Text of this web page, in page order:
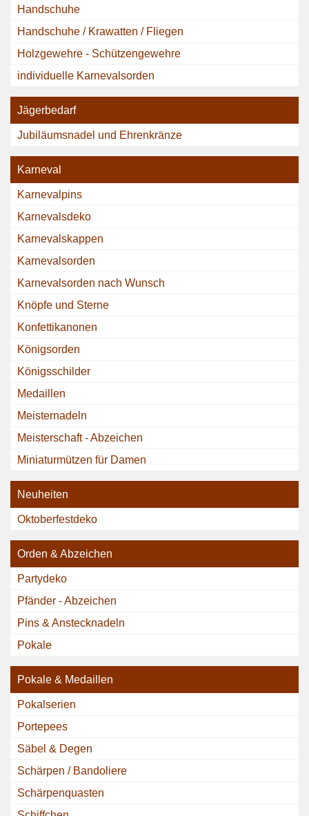
Handschuhe
Handschuhe / Krawatten / Fliegen
Holzgewehre - Schützengewehre
individuelle Karnevalsorden
Jägerbedarf
Jubiläumsnadel und Ehrenkränze
Karneval
Karnevalpins
Karnevalsdeko
Karnevalskappen
Karnevalsorden
Karnevalsorden nach Wunsch
Knöpfe und Sterne
Konfettikanonen
Königsorden
Königsschilder
Medaillen
Meisternadeln
Meisterschaft - Abzeichen
Miniaturmützen für Damen
Neuheiten
Oktoberfestdeko
Orden & Abzeichen
Partydeko
Pfänder - Abzeichen
Pins & Anstecknadeln
Pokale
Pokale & Medaillen
Pokalserien
Portepees
Säbel & Degen
Schärpen / Bandoliere
Schärpenquasten